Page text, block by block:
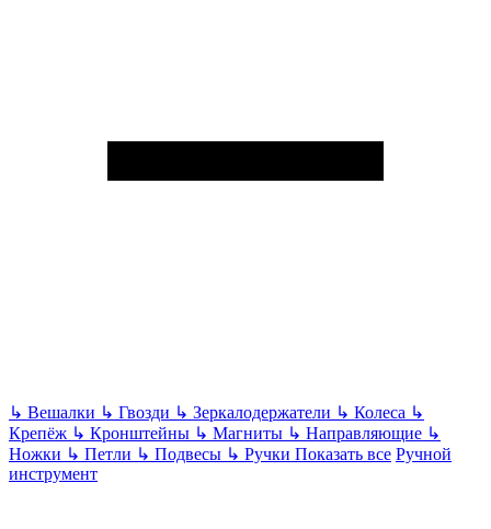
↳ Вешалки ↳ Гвозди ↳ Зеркалодержатели ↳ Колеса ↳
Крепёж ↳ Кронштейны ↳ Магниты ↳ Направляющие ↳
Ножки ↳ Петли ↳ Подвесы ↳ Ручки Показать все Ручной
инструмент